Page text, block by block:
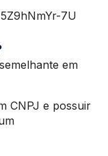
7U
em
CNPJ e possuir